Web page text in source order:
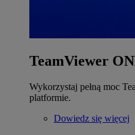
TeamViewer
Wykorzystaj pełną moc
platformie.
Dowiedz się więcej